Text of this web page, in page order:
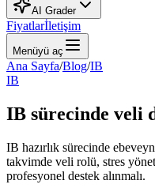
AI Grader
Fiyatlarİletişim
Menüyü aç
Ana Sayfa/Blog/IB
IB
IB sürecinde veli
IB hazırlık sürecinde
takvimde veli rolü, stres
profesyonel destek alınmalı.